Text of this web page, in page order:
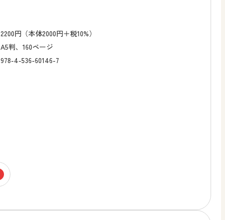
2200円（本体2000円＋税10%）
A5判、160ページ
978-4-536-60146-7